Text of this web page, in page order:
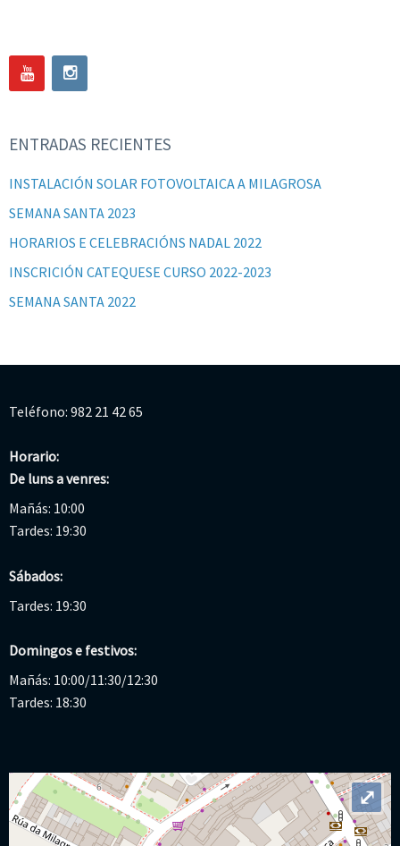
ENTRADAS RECIENTES
INSTALACIÓN SOLAR FOTOVOLTAICA A MILAGROSA
SEMANA SANTA 2023
HORARIOS E CELEBRACIÓNS NADAL 2022
INSCRICIÓN CATEQUESE CURSO 2022-2023
SEMANA SANTA 2022
Teléfono: 982 21 42 65
Horario:
De luns a venres:
Mañás: 10:00
Tardes: 19:30
Sábados:
Tardes: 19:30
Domingos e festivos:
Mañás: 10:00/11:30/12:30
Tardes: 18:30
⤢